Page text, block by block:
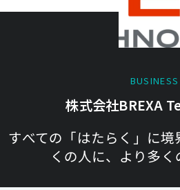
BUSINESS
株式会社BREXA
すべての「はたらく」に
くの人に、より多く